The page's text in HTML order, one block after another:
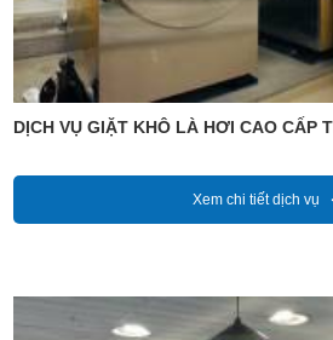
DỊCH VỤ GIẶT KHÔ LÀ HƠI CAO CẤP
Xem chi tiết dịch vụ